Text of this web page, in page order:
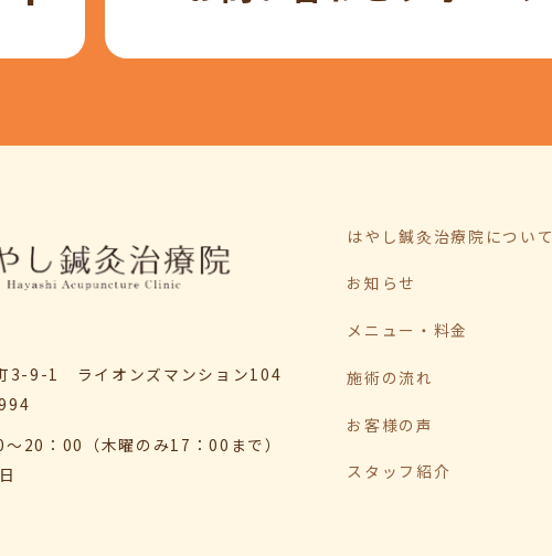
3-9-1 ライオンズマンション104
20：00（木曜のみ17：00まで）
はやし鍼灸治療院について
お知らせ
メニュー・料金
施術の流れ
お客様の声
スタッフ紹介